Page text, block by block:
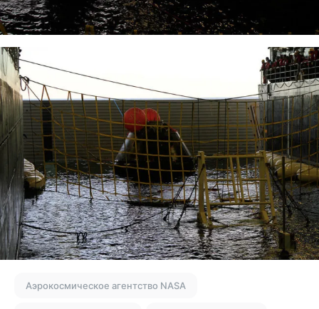
Аэрокосмическое агентство NASA